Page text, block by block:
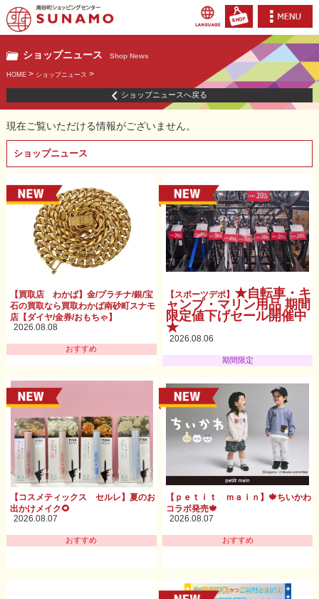
ショップニュース Shop News
HOME> ショップニュース >
ショップニュースへ戻る
現在ご覧いただける情報がございません。
ショップニュース
【買取店 わかば】金/プラチナ/銀/宝
石の買取なら買取わかば南砂町スナモ
店【ダイヤ/金券/おもちゃ】
2026.08.08
おすすめ
【スポーツデポ】★自転車・キ
ャンプ・マリン用品 期間
限定値下げセール開催中
★
2026.08.06
期間限定
【コスメティックス セルレ】夏のお
出かけメイク🌻
2026.08.07
おすすめ
【ｐｅｔｉｔ ｍａｉｎ】🍁ちいかわ
コラボ発売🍁
2026.08.07
おすすめ